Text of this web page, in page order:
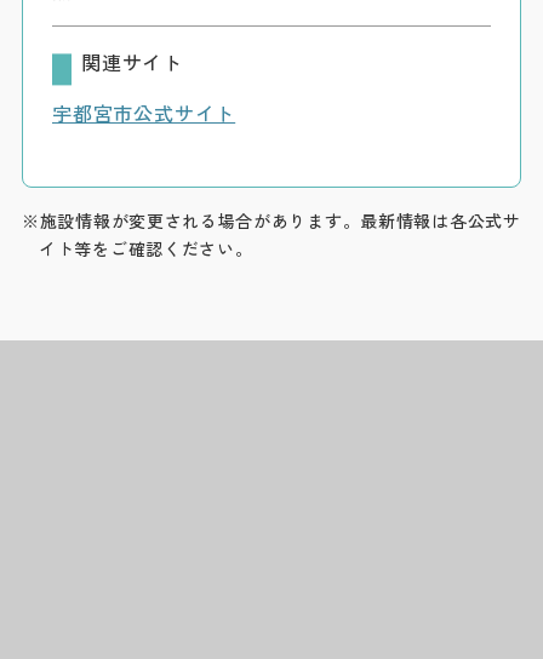
関連サイト
宇都宮市公式サイト
※施設情報が変更される場合があります。最新情報は各公式サ
イト等をご確認ください。